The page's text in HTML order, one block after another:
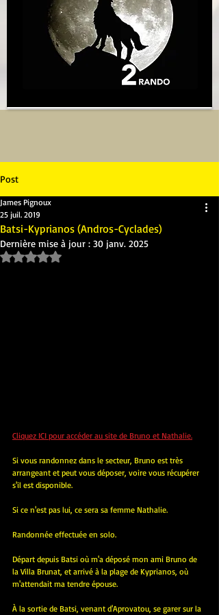
Post
Batsi-Kyprianos (Andros-Cyclades)
James Pignoux
25 juil. 2019
Dernière mise à jour : 30 janv. 2025
Noté NaN étoiles sur 5.
Cliquez ICI pour accéder au site de Bruno et Nathalie.
Si vous randonnez dans le secteur, Bruno est très
arrangeant et peut vous déposer, voire vous récupérer
s'il est disponible.
Si ce n'est pas lui, ce sera sa femme Nathalie.
Randonnée effectuée en solo.
Départ depuis Batsi où m'a déposé mon ami Bruno de
la Villa Brunat, et arrivé à la plage de Kyprianos, où
m'attendait ma tendre épouse.
À la sortie de Batsi, venant d'Aprovatou, se garer sur la